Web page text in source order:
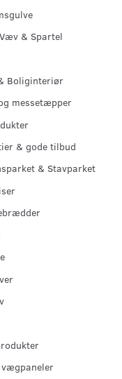
& Spartel
Boliginteriør
messetæpper
& gode tilbud
& Stavparket
CLASSIC EDITION, OAK
KAMPAGNE